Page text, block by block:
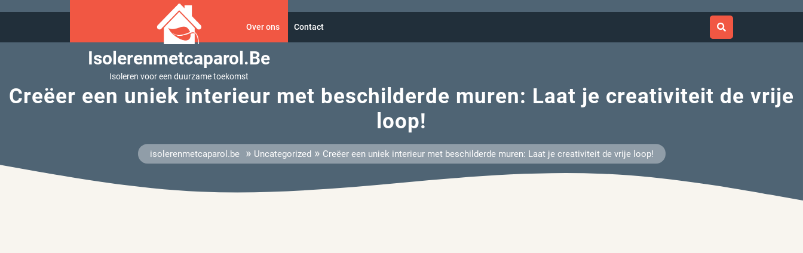
Isolerenmetcaparol.be
Isoleren voor een duurzame toekomst
Over ons Contact
Creëer een uniek interieur met beschilderde muren: Laat je creativiteit de vrije
loop!
isolerenmetcaparol.be» Uncategorized» Creëer een uniek interieur met beschilderde muren: Laat je creativiteit de vrije loop!